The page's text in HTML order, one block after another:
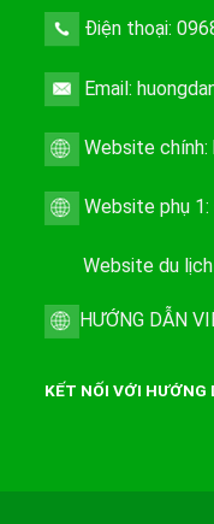
Điện thoại:
Email:
Website chính:
Website phụ 1:
Website du lịch
HƯỚNG DẪN
KẾT NỐI VỚI HƯỚNG